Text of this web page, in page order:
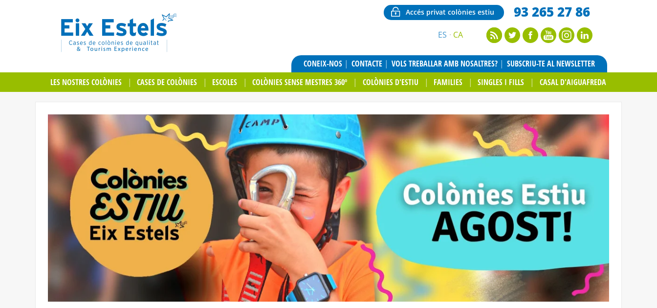
Accés privat colònies estiu 93 265 27 86
ES CA
CONEIX-NOS CONTACTE VOLS TREBALLAR AMB NOSALTRES?
SUBSCRIU-TE AL NEWSLETTER
LES NOSTRES COLÒNIES
CASES DE COLÒNIES ESCOLES COLÒNIES SENSE MESTRES 360º COLÒNIES D'ESTIU FAMILIES SINGLES I FILLS CASAL D'AIGUAFREDA